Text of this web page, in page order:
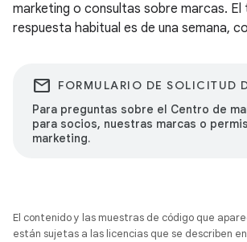
marketing o consultas sobre marcas. El
respuesta habitual es de una semana,
email
FORMULARIO DE SOLICITUD
Para preguntas sobre el Centro de
para socios, nuestras marcas o
marketing.
El contenido y las muestras de código que
están sujetas a las licencias que se describen